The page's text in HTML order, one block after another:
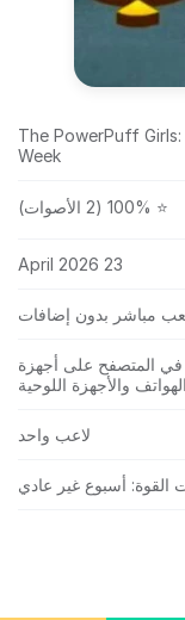
The PowerPuff
Week
⭐ 100% (2 الأصوات)
23 April 2026
في المتصفح على أجهزة
والأجهزة اللوحية
لاعب واحد
القوة: أسبوع غير عادي